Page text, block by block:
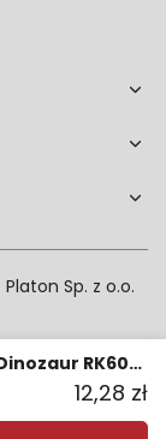
Puzzle A4 piankowe Śmieszne obrazki Dinozaur RK6020-08
12,28 zł
Platon Sp. z o.o.